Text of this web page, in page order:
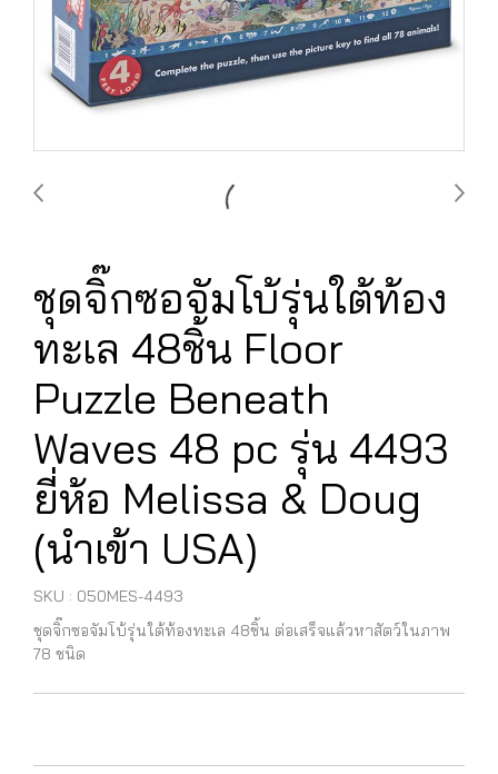
ชุดจิ๊กซอจัมโบ้รุ่นใต้ท้อง
ทะเล 48ชิ้น Floor
Puzzle Beneath
Waves 48 pc รุ่น 4493
ยี่ห้อ Melissa & Doug
(นำเข้า USA)
SKU : 050MES-4493
ชุดจิ๊กซอจัมโบ้รุ่นใต้ท้องทะเล 48ชิ้น ต่อเสร็จแล้วหาสัตว์ในภาพ
78 ชนิด